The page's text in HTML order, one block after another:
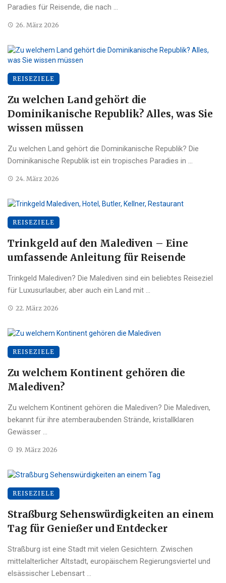
Paradies für Reisende, die nach ...
26. März 2026
REISEZIELE
Zu welchen Land gehört die
Dominikanische Republik? Alles, was Sie
wissen müssen
Zu welchen Land gehört die Dominikanische Republik? Die
Dominikanische Republik ist ein tropisches Paradies in ...
24. März 2026
REISEZIELE
Trinkgeld auf den Malediven – Eine
umfassende Anleitung für Reisende
Trinkgeld Malediven? Die Malediven sind ein beliebtes Reiseziel
für Luxusurlauber, aber auch ein Land mit ...
22. März 2026
REISEZIELE
Zu welchem Kontinent gehören die
Malediven?
Zu welchem Kontinent gehören die Malediven? Die Malediven,
bekannt für ihre atemberaubenden Strände, kristallklaren
Gewässer ...
19. März 2026
REISEZIELE
Straßburg Sehenswürdigkeiten an einem
Tag für Genießer und Entdecker
Straßburg ist eine Stadt mit vielen Gesichtern. Zwischen
mittelalterlicher Altstadt, europäischem Regierungsviertel und
elsässischer Lebensart ...